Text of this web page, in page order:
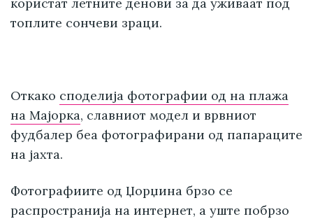
топлите сончеви зраци.
Откако споделија фотографии од на плажа
на Мајорка, славниот модел и врвниот
фудбалер беа фотографирани од папараците
на јахта.
Фотографиите од Џорџина брзо се
распространија на интернет, а уште побрзо